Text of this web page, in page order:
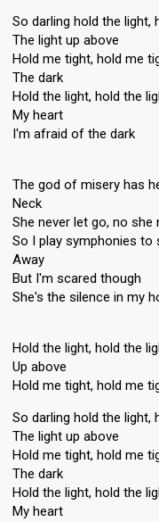
So darling hold the light,
The light up above
Hold me tight, hold me
The dark
Hold the light, hold the
My heart
I'm afraid of the dark
The god of misery has
Neck
She never let go, no she
So I play symphonies to
Away
But I'm scared though
She's the ѕilence in my
Hold the light, hold the
Up above
Hold me tight, hold me
So darling hold the light,
The light up above
Hold me tight, hold me
The dark
Hold the light, hold the
My heart